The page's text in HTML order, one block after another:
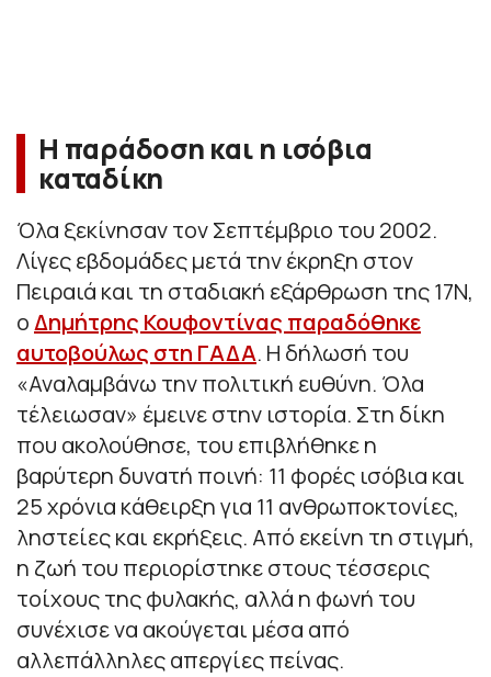
Η παράδοση και η ισόβια
καταδίκη
Όλα ξεκίνησαν τον Σεπτέμβριο του 2002.
Λίγες εβδομάδες μετά την έκρηξη στον
Πειραιά και τη σταδιακή εξάρθρωση της 17Ν,
οΔημήτρης Κουφοντίνας παραδόθηκε
αυτοβούλως στη ΓΑΔΑ. Η δήλωσή του
«Αναλαμβάνω την πολιτική ευθύνη. Όλα
τέλειωσαν» έμεινε στην ιστορία. Στη δίκη
που ακολούθησε, του επιβλήθηκε η
βαρύτερη δυνατή ποινή: 11 φορές ισόβια και
25 χρόνια κάθειρξη για 11 ανθρωποκτονίες,
ληστείες και εκρήξεις. Από εκείνη τη στιγμή,
η ζωή του περιορίστηκε στους τέσσερις
τοίχους της φυλακής, αλλά η φωνή του
συνέχισε να ακούγεται μέσα από
αλλεπάλληλες απεργίες πείνας.